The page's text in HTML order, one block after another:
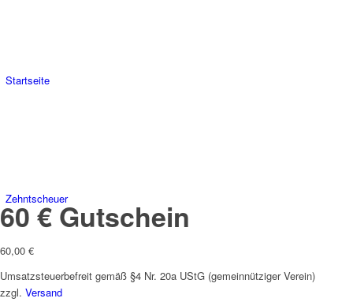
Startseite
Zehntscheuer
60 € Gutschein
60,00 €
Umsatzsteuerbefreit gemäß §4 Nr. 20a UStG (gemeinnütziger Verein)
zzgl. Versand